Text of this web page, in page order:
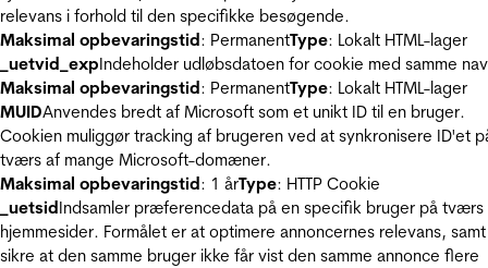
relevans i forhold til den specifikke besøgende.
Maksimal opbevaringstid: PermanentType: Lokalt HTML-lager
_uetvid_expIndeholder udløbsdatoen for cookie med samme
Maksimal opbevaringstid: PermanentType: Lokalt HTML-lager
MUIDAnvendes bredt af Microsoft som et unikt ID til en bruger.
Cookien muliggør tracking af brugeren ved at synkronisere ID'et
tværs af mange Microsoft-domæner.
Maksimal opbevaringstid: 1 årType: HTTP Cookie
_uetsidIndsamler præferencedata på en specifik bruger på tværs
hjemmesider. Formålet er at optimere annoncernes relevans, samt
sikre at den samme bruger ikke får vist den samme annonce flere